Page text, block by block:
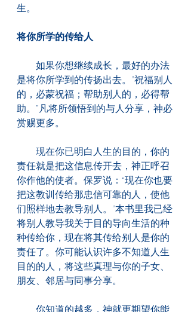
生。
将你所学的传给人
如果你想继续成长，最好的办法
是将你所学到的传扬出去。”祝福别人
的，必蒙祝福；帮助别人的，必得帮
助。”凡将所领悟到的与人分享，神必
赏赐更多。
现在你已明白人生的目的，你的
责任就是把这信息传开去，神正呼召
你作他的使者。保罗说：“现在你也要
把这教训传给那忠信可靠的人，使他
们照样地去教导别人。”本书里我已经
将别人教导我关于目的导向生活的种
种传给你，现在将其传给别人是你的
责任了。你可能认识许多不知道人生
目的的人，将这些真理与你的子女、
朋友、邻居与同事分享。
你知道的越多，神就更期望你能